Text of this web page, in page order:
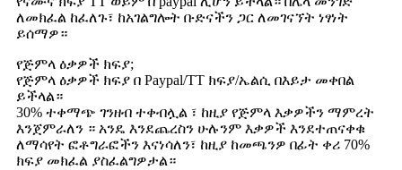
ለመክፈል ከፈለጉ፣ ከአገልግሎት ቡድናችን ጋር ለመገናኘት ነፃነት
ይሰማዎ።
የጅምላ ዕቃዎች ክፍያ;
የጅምላ ዕቃዎች ክፍያ በ Paypal/TT ክፍያ/ኤልሲ በእይታ መቀበል
ይችላል።
30% ተቀማጭ ገንዘብ ተቀብሏል ፣ ከዚያ የጅምላ እቃዎችን ማምረት
እንጀምራለን ። አንዴ እንደጨረስን ሁሉንም እቃዎች እንደተጠናቀቁ
ለማሳየት ፎቶግራፎችን እናነሳለን፣ ከዚያ ከመጫንዎ በፊት ቀሪ 70%
ክፍያ መክፈል ያስፈልግዎታል።